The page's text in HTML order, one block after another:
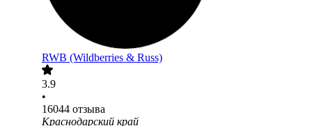
RWB (Wildberries & Russ)
3.9
•
16044 отзыва
Краснодарский край